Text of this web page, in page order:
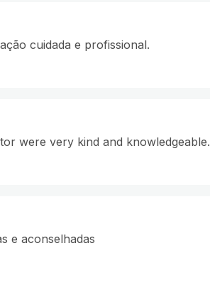
cuidada e profissional.
were very kind and knowledgeable.
e aconselhadas